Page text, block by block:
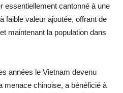
essentiellement cantonné à une
faible valeur ajoutée, offrant de
maintenant la population dans
années le Vietnam devenu
menace chinoise, a bénéficié à